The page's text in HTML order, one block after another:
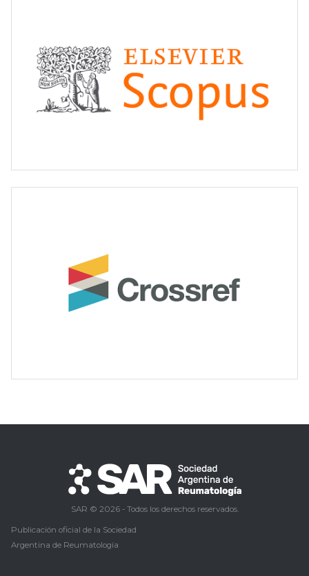
Publicación oficial de la Sociedad
Argentina de Reumatología
SAR © 2026 - Todos los derechos reservados.